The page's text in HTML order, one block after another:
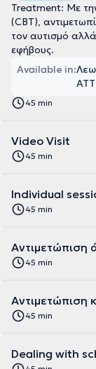
Treatment: Με
(CBT),
τον αυτισμό
εφήβους.
Available in:
45 min
Video Visit
45 min
Individual
45 min
Αντιμετώπιση
45 min
Αντιμετώπιση
45 min
Dealing with